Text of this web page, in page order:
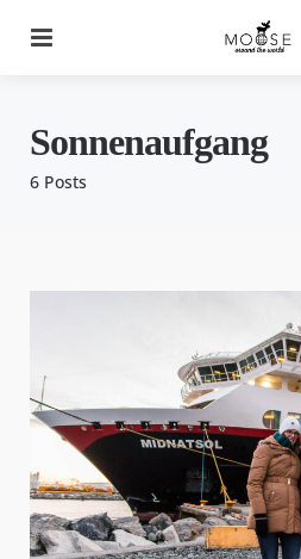
6 Posts
Sonnenaufgang